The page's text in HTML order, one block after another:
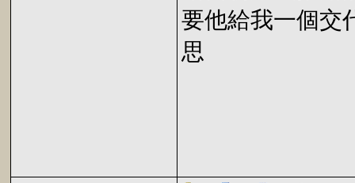
要他給我一個交
思